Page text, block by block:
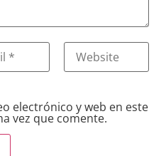
electrónico y web en este
vez que comente.